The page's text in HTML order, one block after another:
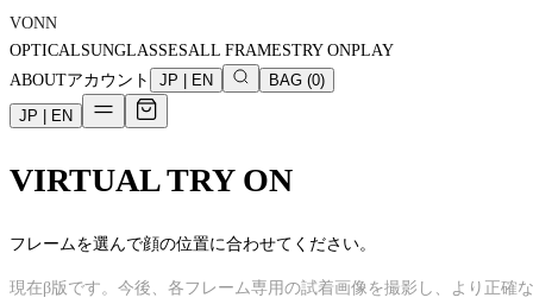
VONN
OPTICALSUNGLASSESALL FRAMESTRY ONPLAY
ABOUTアカウント JP EN BAG (0)
JP
EN
VIRTUAL TRY ON
フレームを選んで顔の位置に合わせてください。
現在β版です。今後、各フレーム専用の試着画像を撮影し、より正確な